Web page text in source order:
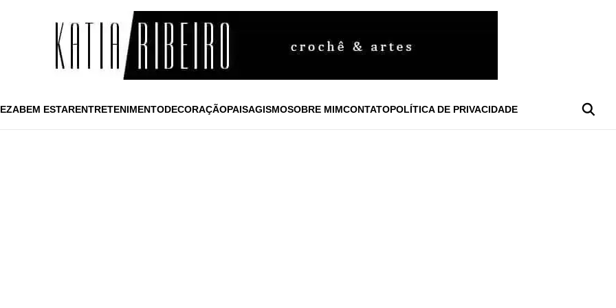
BEM ESTARENTRETENIMENTODECORAÇÃOPAISAGISMOSOBRE MIMCONTATOPOLÍTICA DE PRIVACIDADE